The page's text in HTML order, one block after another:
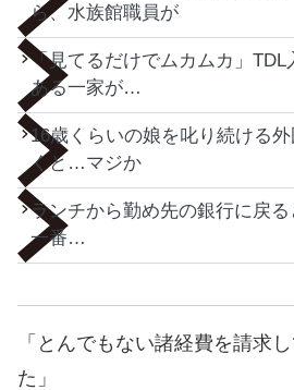
ら、水族館職員が
「見てるだけでムカムカ」TDL
ある一家が…
16歳くらいの娘を叱り続ける
くと…マジか
ランチから勤め先の銀行に戻
一番…
「とんでもない諸経費を請求
た」